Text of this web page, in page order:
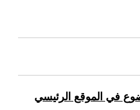
في الموقع الرئيسي